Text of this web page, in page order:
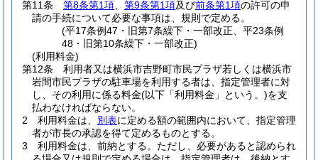
第11条 第8条第1項 第9条第1項及び前条第1項の許可の申
請の手続について必要な事項は、規則で定める。
(平17条例47・旧第7条繰下・一部改正、平23条例
48・旧第10条繰下・一部改正)
(利用料金)
第12条
利用者又は横浜市吉野町市民プラザ若しくは横浜市
岩間市民プラザの駐車場を利用する者は、指定管理者に対
し、その利用に係る料金(以下「利用料金」という。)を支
払わなければならない。
2
利用料金は、 別表に定める額の範囲内において、指定管理
者が市長の承認を得て定めるものとする。
3
利用料金は、前納とする。 ただし、必要があると認められ